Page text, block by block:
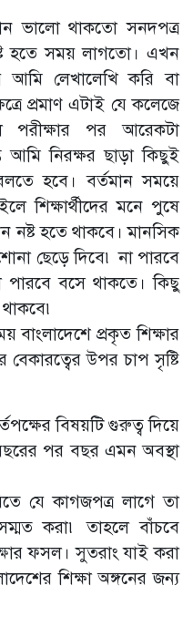
ভালো থাকতো সনদপত্র
হতে সময় লাগতো। এখন
লেখালেখি করি বা
প্রমাণ এটাই যে কলেজে
পরীক্ষার পর আরেকটা
নিরক্ষর ছাড়া কিছুই
হবে। বর্তমান সময়ে
শিক্ষার্থীদের মনে পুষে
নষ্ট হতে থাকবে। মানসিক
ছেড়ে দিবে৷ না পারবে
বসে থাকতে। কিছু
প্রকৃত শিক্ষার
উপর চাপ সৃষ্টি
বিষয়টি গুরুত্ব দিয়ে
পর বছর এমন অবস্থা
যে কাগজপত্র লাগে তা
করা৷ তাহলে বাঁচবে
ফসল। সুতরাং যাই করা
শিক্ষা অঙ্গনের জন্য